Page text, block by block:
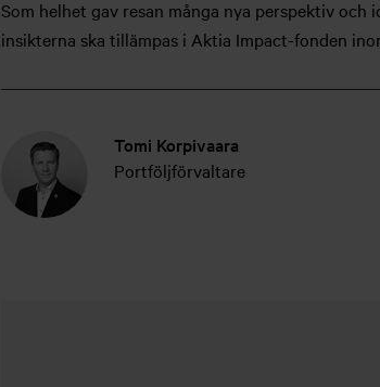
Som helhet gav resan många nya perspektiv
insikterna ska tillämpas i Aktia Impact-fonden
Tomi Korpivaara
Portföljförvaltare